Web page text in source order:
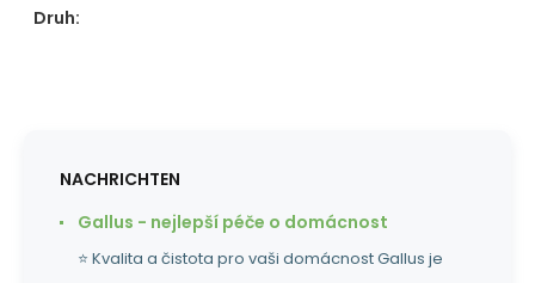
Druh:
NACHRICHTEN
Gallus - nejlepší péče o domácnost
⭐ Kvalita a čistota pro vaši domácnost Gallus je